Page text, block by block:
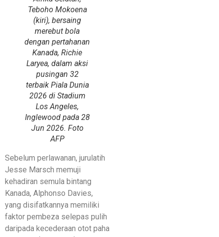
Teboho Mokoena
(kiri), bersaing
merebut bola
dengan pertahanan
Kanada, Richie
Laryea, dalam aksi
pusingan 32
terbaik Piala Dunia
2026 di Stadium
Los Angeles,
Inglewood pada 28
Jun 2026. Foto
AFP
Sebelum perlawanan, jurulatih
Jesse Marsch memuji
kehadiran semula bintang
Kanada, Alphonso Davies,
yang disifatkannya memiliki
faktor pembeza selepas pulih
daripada kecederaan otot paha